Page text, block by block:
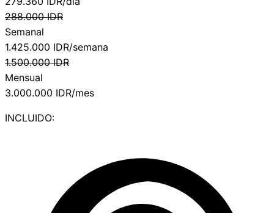
288.000 IDR
Semanal
1.425.000 IDR/semana
1.500.000 IDR
Mensual
3.000.000 IDR/mes
INCLUIDO: